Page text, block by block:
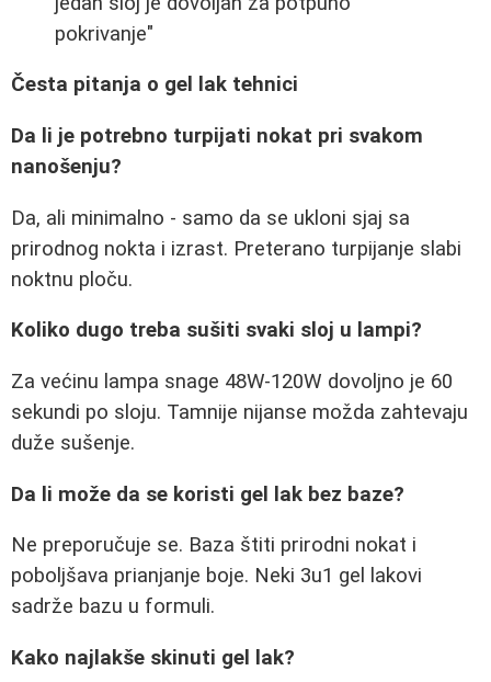
pokrivanje"
Česta pitanja o gel lak tehnici
Da li je potrebno turpijati nokat pri svakom
nanošenju?
Da, ali minimalno - samo da se ukloni sjaj sa
prirodnog nokta i izrast. Preterano turpijanje slabi
noktnu ploču.
Koliko dugo treba sušiti svaki sloj u lampi?
Za većinu lampa snage 48W-120W dovoljno je 60
sekundi po sloju. Tamnije nijanse možda zahtevaju
duže sušenje.
Da li može da se koristi gel lak bez baze?
Ne preporučuje se. Baza štiti prirodni nokat i
poboljšava prianjanje boje. Neki 3u1 gel lakovi
sadrže bazu u formuli.
Kako najlakše skinuti gel lak?